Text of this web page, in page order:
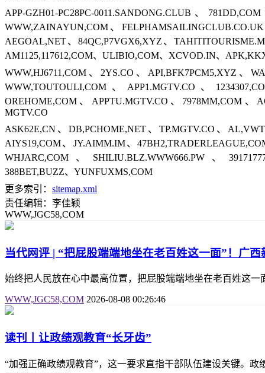
APP-GZH01-PC28PC-0011.SANDONG.CLUB、
WWW,ZAINAYUN,COM、
AEGOAL,NET、84QC,P7VGX6,XYZ、
AM1125,117612,COM、ULIBIO,COM、XCVOD.IN、
WWW,HJ6711,COM、2YS.CO、API,BFK7PCM5,XYZ、
WWW,TOUTOULI,COM、APP1.MGTV.CO、
OREHOME,COM、APPTU.MGTV.CO、7978MM,COM、
MGTV.CO
ASK62E,CN、DB,PCHOME,NET、TP.MGTV.CO、
AIYS19,COM、JY.AIMM.IM、
WHJARC,COM、SHILIU.BLZ.WWW666.PW、
388BET,BUZZ、YUNFUXMS,COM
更多索引： sitemap.xml
责任编辑：李佳颖
WWW,JGC58,COM
当代网评 | “把屁股端端地坐在老百姓这一面”！广
始终把人民放在心中最高位置，把屁股端端地坐在老百姓这
WWW,JGC58,COM 2026-08-08 00:26:46
读刊丨让政绩观教育“长牙齿”
“加强正确政绩观教育”，这一要求直指干部队伍建设关键。